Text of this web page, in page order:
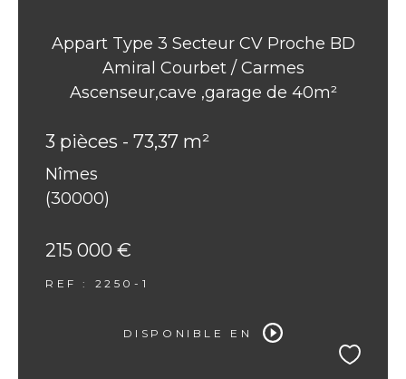
Appart Type 3 Secteur CV Proche BD
Amiral Courbet / Carmes
Ascenseur,cave ,garage de 40m²
3 pièces - 73,37 m²
Nîmes
(30000)
215 000 €
REF : 2250-1
DISPONIBLE EN